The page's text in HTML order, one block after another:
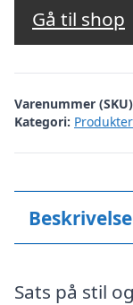
Gå til shop
Varenummer
Kategori: Produkter
Beskrivelse
Sats på stil